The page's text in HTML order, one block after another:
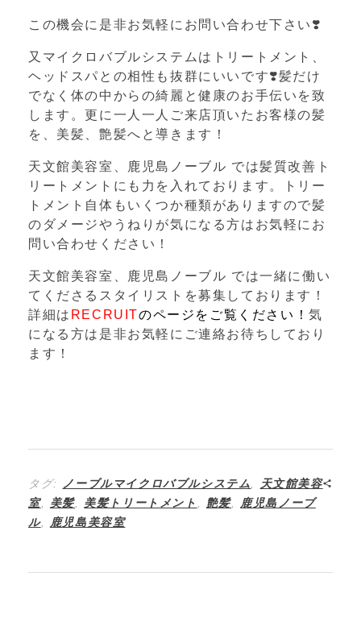
この機会に是非お気軽にお問い合わせ下さい❣️
又マイクロバブルシステムはトリートメント、
ヘッドスパとの相性も抜群にいいです❣️髪だけ
でなく体の中からの綺麗と健康のお手伝いを致
します。更に一人一人ご来店頂いたお客様の髪
を、美髪、艶髪へと導きます！
天文館美容室、鹿児島ノーブル では髪質改善ト
リートメントにも力を入れております。トリー
トメント自体もいくつか種類がありますので髪
のダメージやうねりが気になる方はお気軽にお
問い合わせください！
天文館美容室、鹿児島ノーブル では一緒に働い
てくださるスタイリストを募集しております！
詳細は RECRUITのページをご覧ください！気
になる方は是非お気軽にご連絡お待ちしており
ます！
タグ: ノーブルマイクロバブルシステム
天文館美容
室, 美髪 美髪トリートメント 艶髪
鹿児島ノーブ
ル, 鹿児島美容室